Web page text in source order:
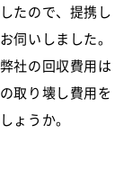
たので、提携し
伺いしました。
社の回収費用は
取り壊し費用を
ょうか。